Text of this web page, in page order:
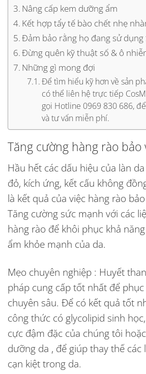
Nâng cấp kem dưỡng ẩm
Kết hợp tẩy tế bào chết nhẹ
Đảm bảo rằng họ đang sử dụng
Đừng quên kỹ thuật số & ô
Những gì mong đợi
Để tìm hiểu kỹ hơn về sản
có thể liên hệ trực tiếp
gọi Hotline 0969 830 686,
và tư vấn miễn phí.
Tăng cường hàng rào bảo
Hầu hết các dấu hiệu của làn
đỏ, kích ứng, kết cấu không
là kết quả của việc hàng rào
Tăng cường sức mạnh với các
hàng rào để khôi phục khả
ẩm khỏe mạnh của da.
Mẹo chuyên nghiệp : Huyết
pháp cung cấp tốt nhất để
chuyên sâu. Để có kết quả tốt
công thức có glycolipid sinh
cực đậm đặc của chúng tôi
dưỡng da , để giúp thay thế
cạn kiệt trong da.